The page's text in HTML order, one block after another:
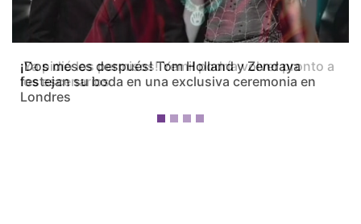
¡Dos meses después! Tom Holland y Zendaya
festejan su boda en una exclusiva ceremonia en
Londres